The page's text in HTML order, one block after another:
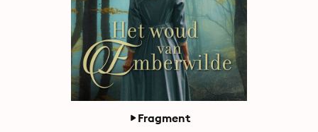
Fragment